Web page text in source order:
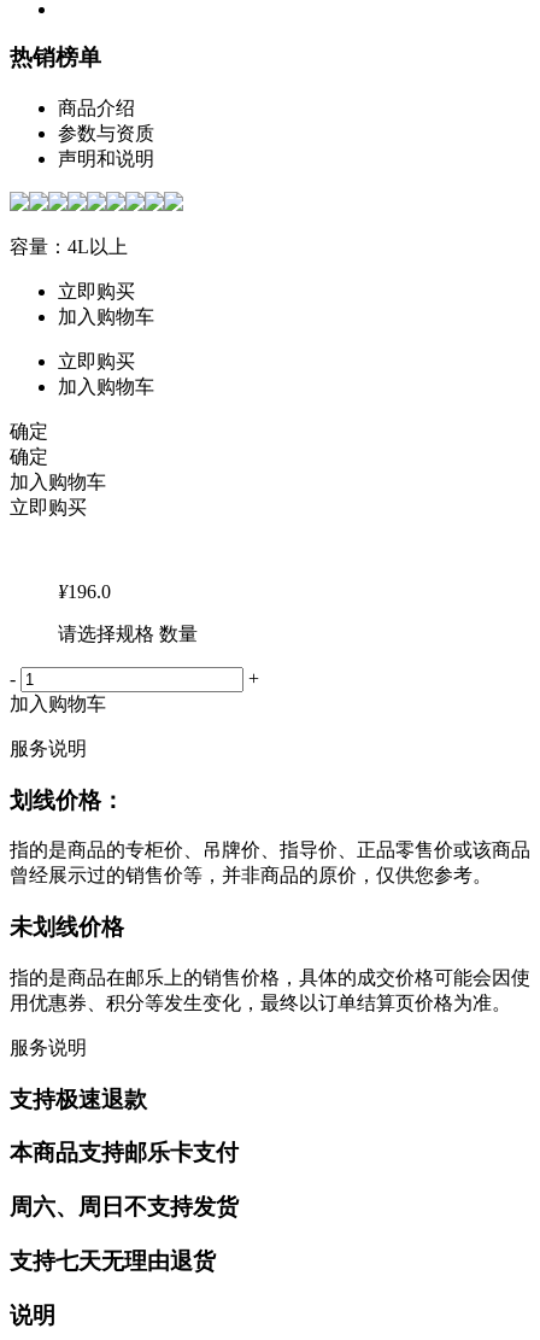
热销榜单
商品介绍
参数与资质
声明和说明
容量：4L以上
立即购买
加入购物车
立即购买
加入购物车
确定
确定
加入购物车
立即购买
¥196.0
请选择规格 数量
-
+
加入购物车
服务说明
划线价格：
指的是商品的专柜价、吊牌价、指导价、正品零售价或该商品
曾经展示过的销售价等，并非商品的原价，仅供您参考。
未划线价格
指的是商品在邮乐上的销售价格，具体的成交价格可能会因使
用优惠券、积分等发生变化，最终以订单结算页价格为准。
服务说明
支持极速退款
本商品支持邮乐卡支付
周六、周日不支持发货
支持七天无理由退货
说明